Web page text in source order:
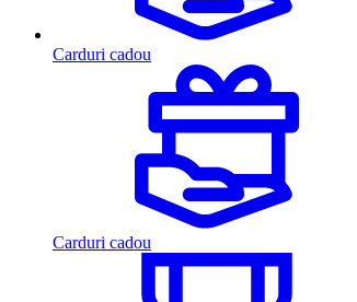
Carduri cadou
Carduri cadou